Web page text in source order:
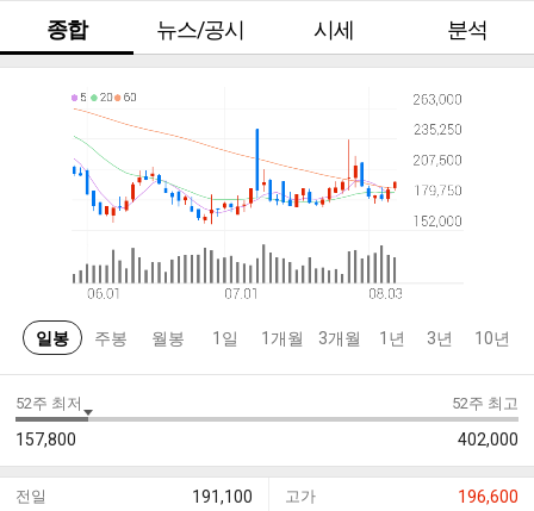
종합 뉴스/공시 시세 분석
일봉 주봉 월봉 1일 1개월 3개월 1년 3년 10년
52주 최저
157,800
52주 최고
402,000
전일 191,100 고가 196,600